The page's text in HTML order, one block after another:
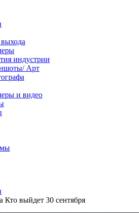
индустрии
Арт
и видео
Кто выйдет 30 сентября